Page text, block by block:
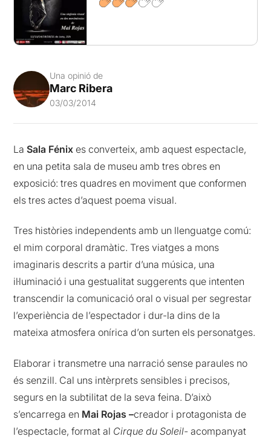
Una opinió de
Marc Ribera
03/03/2014
LaSala Fénix es converteix, amb aquest espectacle,
en una petita sala de museu amb tres obres en
exposició: tres quadres en moviment que conformen
els tres actes d’aquest poema visual.
Tres històries independents amb un llenguatge comú:
el mim corporal dramàtic. Tres viatges a mons
imaginaris descrits a partir d’una música, una
il·luminació i una gestualitat suggerents que intenten
transcendir la comunicació oral o visual per segrestar
l’experiència de l’espectador i dur-la dins de la
mateixa atmosfera onírica d’on surten els personatges.
Elaborar i transmetre una narració sense paraules no
és senzill. Cal uns intèrprets sensibles i precisos,
segurs en la subtilitat de la seva feina. D’això
s’encarrega en Mai Rojas –creador i protagonista de
l’espectacle, format al Cirque du Soleil- acompanyat